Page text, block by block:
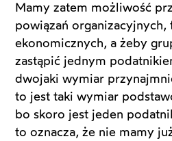
Mamy zatem możliwość
powiązań organizacyjnych,
ekonomicznych, a żeby
zastąpić jednym
dwojaki wymiar
to jest taki wymiar
bo skoro jest jeden
to oznacza, że nie mamy